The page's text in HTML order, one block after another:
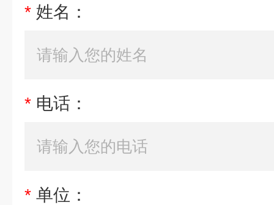
* 姓名：
* 电话：
* 单位：